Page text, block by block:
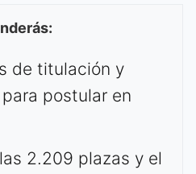
de titulación y
postular en
2.209 plazas y el